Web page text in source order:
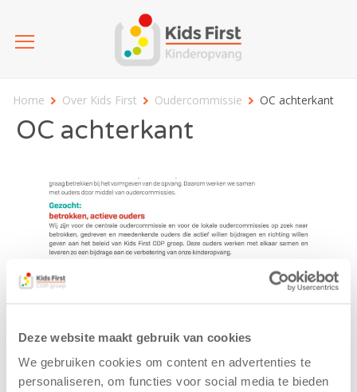
Deze website maakt gebruik van cookies
We gebruiken cookies om content en advertenties te
personaliseren, om functies voor social media te bieden
Home Over Kids First Oudercommissie OC achterkant
OC achterkant